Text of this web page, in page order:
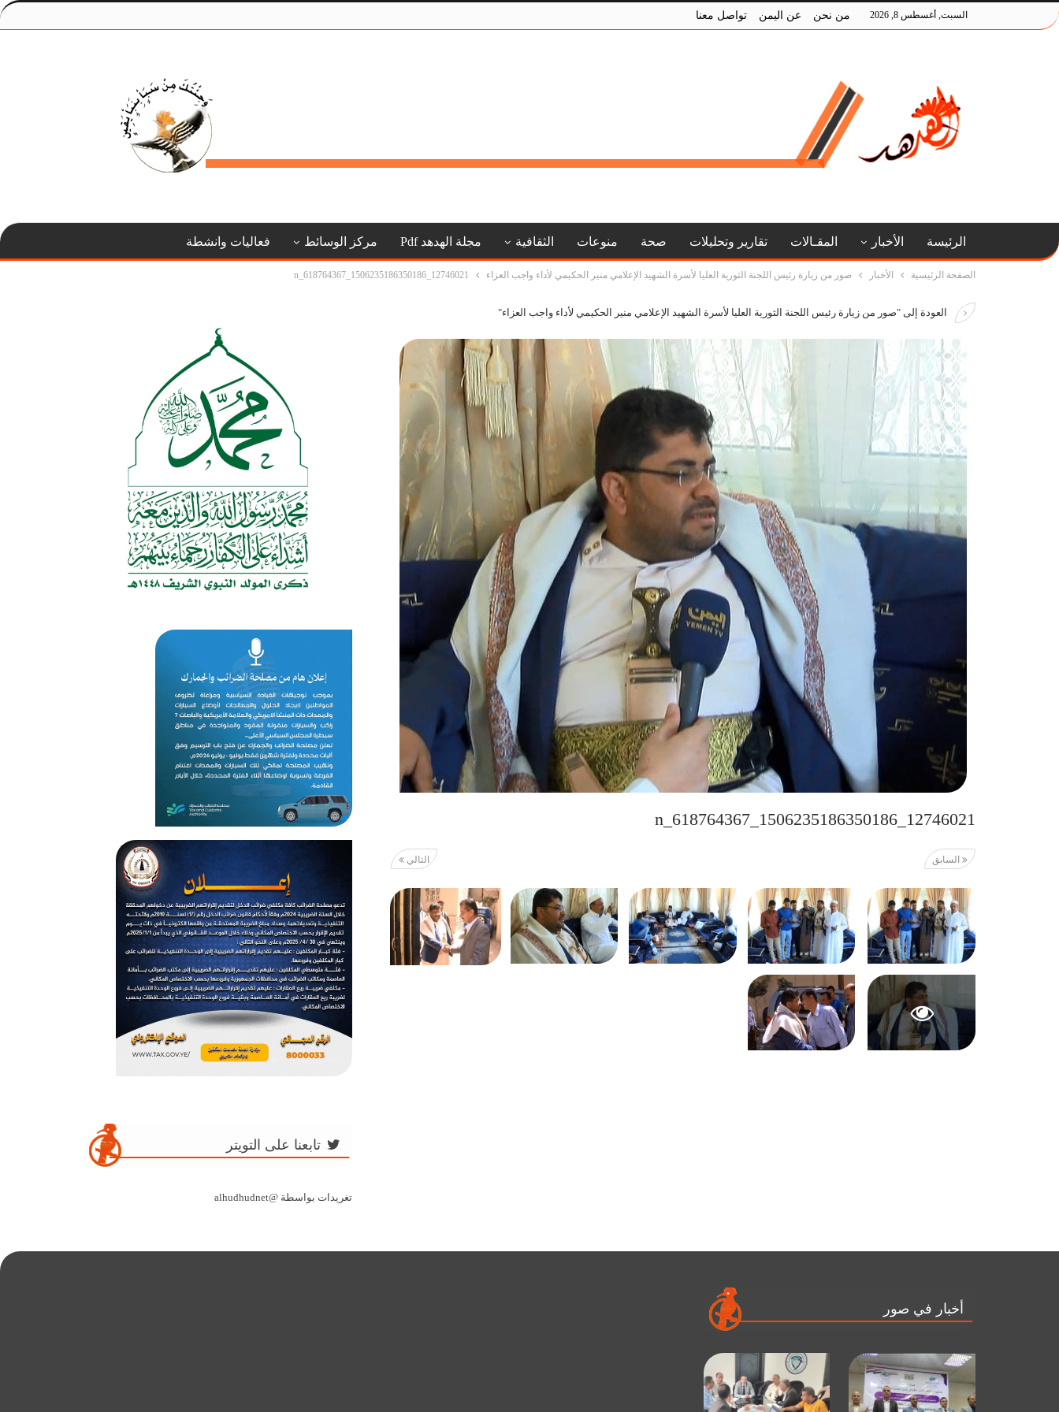
السبت, أغسطس 8, 2026 من نحن عن اليمن تواصل معنا
الرئيسة الأخبار المقـالات تقارير وتحليلات صحة منوعات الثقافية مجلة الهدهد Pdf مركز الوسائط فعاليات وانشطة
الصفحة الرئيسية الأخبار صور من زيارة رئيس اللجنة الثورية العليا ﻷسرة الشهيد الإعلامي منير الحكيمي ﻷداء واجب العزاء 12746021_1506235186350186_618764367_n
العودة إلى "صور من زيارة رئيس اللجنة الثورية العليا ﻷسرة الشهيد الإعلامي منير الحكيمي ﻷداء واجب العزاء"
12746021_1506235186350186_618764367_n
التالي السابق
تابعنا على التويتر
تغريدات بواسطة @alhudhudnet
أخبار في صور